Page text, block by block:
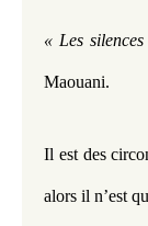
« Les
Maouani.
Il est des
alors il n’est